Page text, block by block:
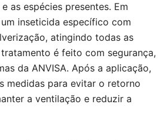
as espécies presentes. Em
inseticida específico com
atingindo todas as
é feito com segurança,
da ANVISA. Após a aplicação,
medidas para evitar o retorno
a ventilação e reduzir a